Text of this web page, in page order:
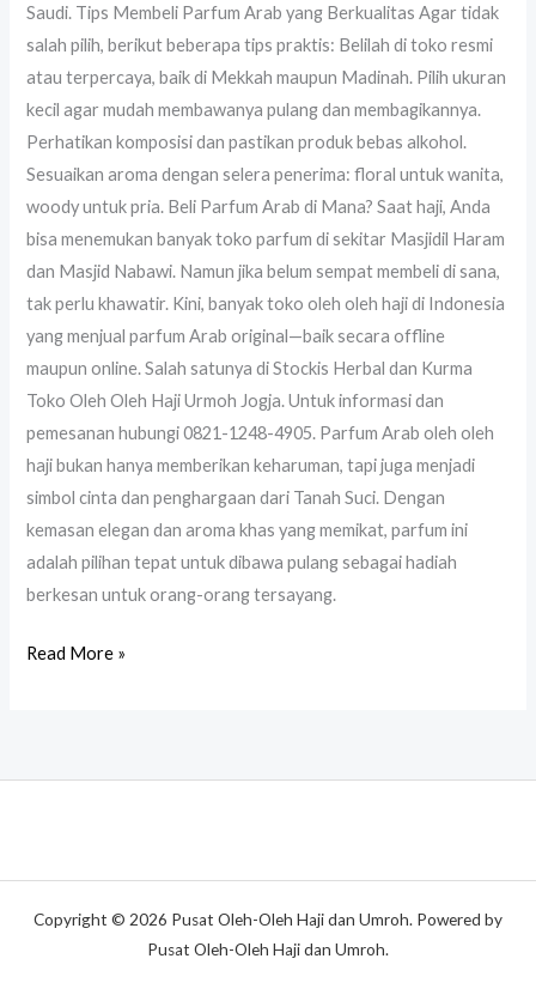
Saudi. Tips Membeli Parfum Arab yang Berkualitas Agar tidak
salah pilih, berikut beberapa tips praktis: Belilah di toko resmi
atau terpercaya, baik di Mekkah maupun Madinah. Pilih ukuran
kecil agar mudah membawanya pulang dan membagikannya.
Perhatikan komposisi dan pastikan produk bebas alkohol.
Sesuaikan aroma dengan selera penerima: floral untuk wanita,
woody untuk pria. Beli Parfum Arab di Mana? Saat haji, Anda
bisa menemukan banyak toko parfum di sekitar Masjidil Haram
dan Masjid Nabawi. Namun jika belum sempat membeli di sana,
tak perlu khawatir. Kini, banyak toko oleh oleh haji di Indonesia
yang menjual parfum Arab original—baik secara offline
maupun online. Salah satunya di Stockis Herbal dan Kurma
Toko Oleh Oleh Haji Urmoh Jogja. Untuk informasi dan
pemesanan hubungi 0821-1248-4905. Parfum Arab oleh oleh
haji bukan hanya memberikan keharuman, tapi juga menjadi
simbol cinta dan penghargaan dari Tanah Suci. Dengan
kemasan elegan dan aroma khas yang memikat, parfum ini
adalah pilihan tepat untuk dibawa pulang sebagai hadiah
berkesan untuk orang-orang tersayang.
Read More »
Copyright © 2026 Pusat Oleh-Oleh Haji dan Umroh. Powered by
Pusat Oleh-Oleh Haji dan Umroh.